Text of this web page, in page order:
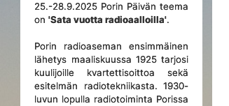
25.-28.9.2025 Porin Päivän teema
on'Sata vuotta radioaalloilla'.
Porin radioaseman ensimmäinen
lähetys maaliskuussa 1925 tarjosi
kuulijoille kvartettisoittoa sekä
esitelmän radiotekniikasta. 1930-
luvun lopulla radiotoiminta Porissa